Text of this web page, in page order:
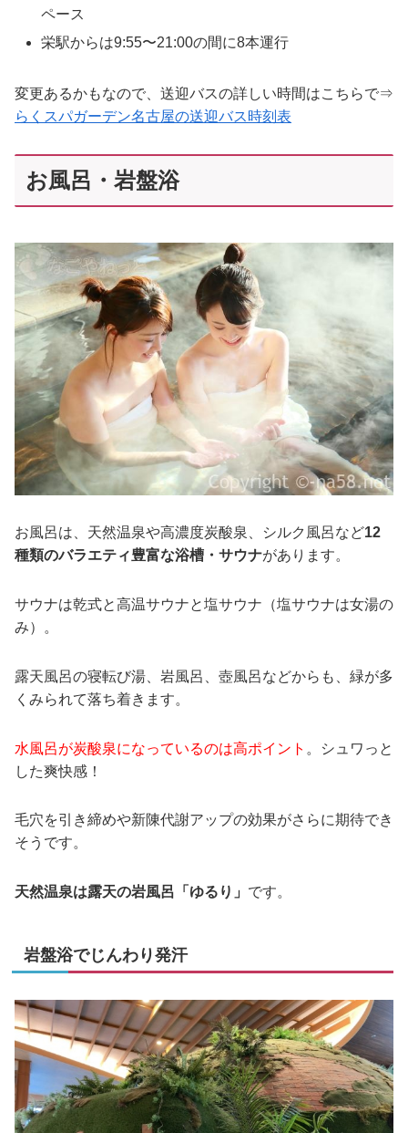
ペース
栄駅からは9:55〜21:00の間に8本運行
変更あるかもなので、送迎バスの詳しい時間はこちらで⇒
らくスパガーデン名古屋の送迎バス時刻表
お風呂・岩盤浴
お風呂は、天然温泉や高濃度炭酸泉、シルク風呂など12
種類のバラエティ豊富な浴槽・サウナがあります。
サウナは乾式と高温サウナと塩サウナ（塩サウナは女湯の
み）。
露天風呂の寝転び湯、岩風呂、壺風呂などからも、緑が多
くみられて落ち着きます。
水風呂が炭酸泉になっているのは高ポイント 。シュワっと
した爽快感！
毛穴を引き締めや新陳代謝アップの効果がさらに期待でき
そうです。
天然温泉は露天の岩風呂「ゆるり」 です。
岩盤浴でじんわり発汗